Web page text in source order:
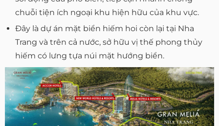
chuỗi tiện ích ngoại khu hiện hữu của khu vực.
Đây là dự án mặt biển hiếm hoi còn lại tại Nha
Trang và trên cả nước, sở hữu vị thế phong thủy
hiếm có lưng tựa núi mặt hướng biển.